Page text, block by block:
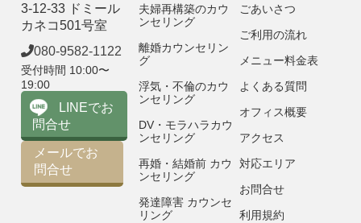
3-12-33 ドミール
カネコ501号室
080-9582-1122
受付時間 10:00〜
19:00
LINEでお
問合せ
メールでお
問合せ
夫婦再構築のカウ
ンセリング
離婚カウンセリン
グ
浮気・不倫のカウ
ンセリング
DV・モラハラカウ
ンセリング
再婚・結婚前 カウ
ンセリング
発達障害 カウンセ
リング
ごあいさつ
ご利用の流れ
メニュー料金表
よくある質問
オフィス概要
アクセス
対応エリア
お問合せ
利用規約